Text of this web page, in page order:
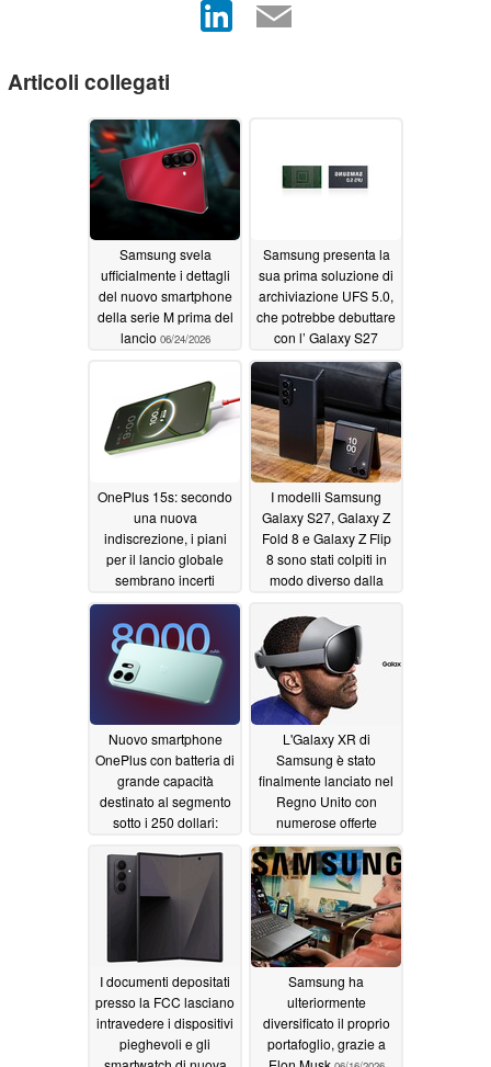
Articoli collegati
Samsung svela
ufficialmente i dettagli
del nuovo smartphone
della serie M prima del
lancio 06/24/2026
Samsung presenta la
sua prima soluzione di
archiviazione UFS 5.0,
che potrebbe debuttare
con l’ Galaxy S27
06/23/2026
OnePlus 15s: secondo
una nuova
indiscrezione, i piani
per il lancio globale
sembrano incerti
06/19/2026
I modelli Samsung
Galaxy S27, Galaxy Z
Fold 8 e Galaxy Z Flip
8 sono stati colpiti in
modo diverso dalla
06/18/2026
Nuovo smartphone
OnePlus con batteria di
grande capacità
destinato al segmento
sotto i 250 dollari:
chipset
06/18/2026
L'Galaxy XR di
Samsung è stato
finalmente lanciato nel
Regno Unito con
numerose offerte
disponibili06/18/2026
I documenti depositati
presso la FCC lasciano
intravedere i dispositivi
pieghevoli e gli
Samsung ha
ulteriormente
diversificato il proprio
portafoglio, grazie a